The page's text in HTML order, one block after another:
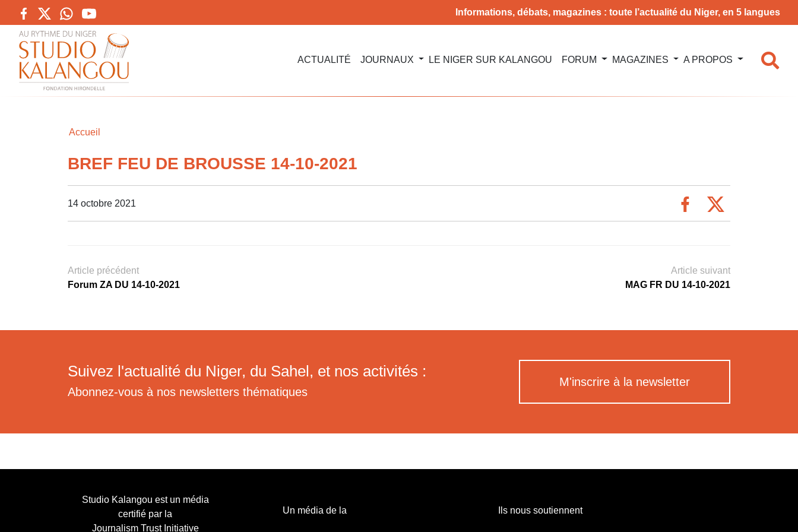
Informations, débats, magazines : toute l’actualité du Niger, en 5 langues
ACTUALITÉ JOURNAUX LE NIGER SUR KALANGOU FORUM MAGAZINES A PROPOS
Accueil
BREF FEU DE BROUSSE 14-10-2021
14 octobre 2021
Article précédent
Forum ZA DU 14-10-2021
Article suivant
MAG FR DU 14-10-2021
Suivez l'actualité du Niger, du Sahel, et nos activités :
Abonnez-vous à nos newsletters thématiques
M'inscrire à la newsletter
Studio Kalangou est un média
certifié par la
Journalism Trust Initiative
Un média de la Ils nous soutiennent